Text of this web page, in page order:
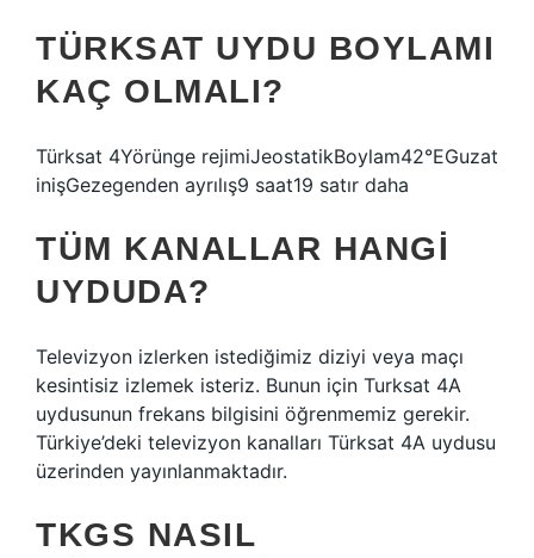
TÜRKSAT UYDU BOYLAMI
KAÇ OLMALI?
Türksat 4Yörünge rejimiJeostatikBoylam42°EGuzat
inişGezegenden ayrılış9 saat19 satır daha
TÜM KANALLAR HANGI
UYDUDA?
Televizyon izlerken istediğimiz diziyi veya maçı
kesintisiz izlemek isteriz. Bunun için Turksat 4A
uydusunun frekans bilgisini öğrenmemiz gerekir.
Türkiye’deki televizyon kanalları Türksat 4A uydusu
üzerinden yayınlanmaktadır.
TKGS NASIL